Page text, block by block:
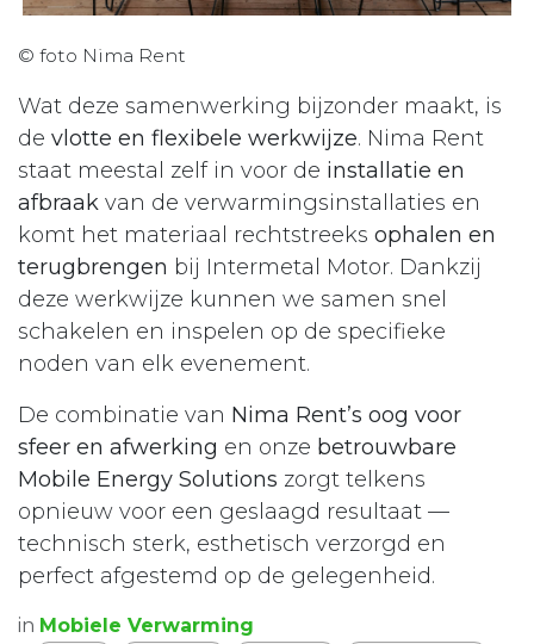
© foto Nima Rent
Wat deze samenwerking bijzonder maakt, is
de vlotte en flexibele werkwijze. Nima Rent
staat meestal zelf in voor de installatie en
afbraak van de verwarmingsinstallaties en
komt het materiaal rechtstreeks ophalen en
terugbrengen bij Intermetal Motor. Dankzij
deze werkwijze kunnen we samen snel
schakelen en inspelen op de specifieke
noden van elk evenement.
De combinatie van Nima Rent’s oog voor
sfeer en afwerking en onze betrouwbare
Mobile Energy Solutions zorgt telkens
opnieuw voor een geslaagd resultaat —
technisch sterk, esthetisch verzorgd en
perfect afgestemd op de gelegenheid.
in Mobiele Verwarming